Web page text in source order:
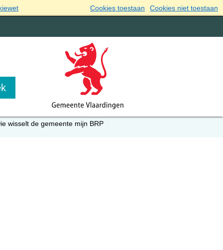
Cookies toestaan Cookies niet toestaan
wisselt de gemeente mijn BRP